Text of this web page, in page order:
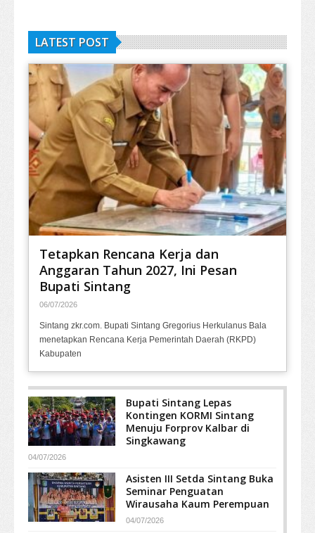
LATEST POST
Tetapkan Rencana Kerja dan
Anggaran Tahun 2027, Ini Pesan
Bupati Sintang
06/07/2026
Sintang zkr.com. Bupati Sintang Gregorius Herkulanus Bala
menetapkan Rencana Kerja Pemerintah Daerah (RKPD)
Kabupaten
Bupati Sintang Lepas
Kontingen KORMI Sintang
Menuju Forprov Kalbar di
Singkawang
04/07/2026
Asisten III Setda Sintang Buka
Seminar Penguatan
Wirausaha Kaum Perempuan
04/07/2026